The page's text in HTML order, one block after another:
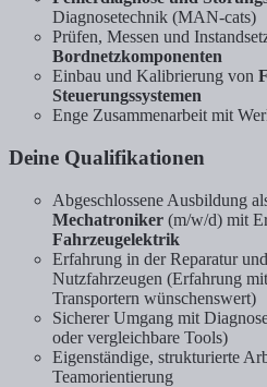
Diagnosetechnik (MAN-cats)
Prüfen, Messen und
Bordnetzkomponenten
Einbau und Kalibrierung von
Steuerungssystemen
Enge Zusammenarbeit mit
Deine Qualifikationen
Abgeschlossene Ausbildung
Mechatroniker (m/w/d) mit
Fahrzeugelektrik
Erfahrung in der Reparatur
Nutzfahrzeugen (Erfahrung
Transportern wünschenswert)
Sicherer Umgang mit
oder vergleichbare Tools)
Eigenständige, strukturierte
Teamorientierung